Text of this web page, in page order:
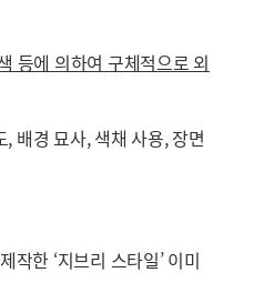
등에 의하여 구체적으로 외
배경 묘사, 색채 사용, 장면
한 ‘지브리 스타일’ 이미